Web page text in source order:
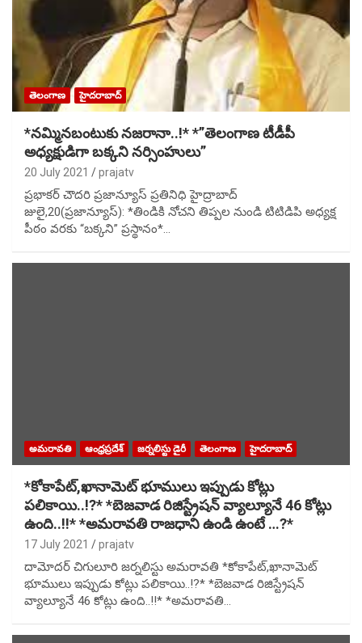
తెలంగాణ హైదరాబాద్
*నమ్మినబంటుకు నజరానా..!* *”తెలంగాణ టీడీపీ
అధ్యక్షుడిగా బక్కని నర్సింహులు”
20 July 2021 prajatv
ప్రభాకర్ చౌదరి ప్రజాన్యూస్ ప్రతినిధి హైద్రాబాద్
జులై,20(ప్రజాన్యూస్): *తిండికి నోచని తిప్పల నుండి టిటిడిపి అధ్యక్ష
పీఠం వరకు “బక్కని” ప్రస్థానం*…
అమరావతి ఆంధ్రప్రదేశ్ జర్నలిస్టు డైరీ తెలంగాణ హైదరాబాద్
*కోకాపేట్,ఖానామెట్ భూములు ఇప్పుడు కోట్లు
పలికాయి..!?* *బెజవాడ రిజిస్ట్రేషన్ వ్యాల్యూనే 46 కోట్లు
ఉంది..!!* *అమరావతి రాజధాని ఉండి ఉంటే …?*
17 July 2021 prajatv
దామోదర్ చిగులూరి జర్నలిస్టు అమరావతి *కోకాపేట్,ఖానామెట్
భూములు ఇప్పుడు కోట్లు పలికాయి..!?* *బెజవాడ రిజిస్ట్రేషన్
వ్యాల్యూనే 46 కోట్లు ఉంది..!!* *అమరావతి…